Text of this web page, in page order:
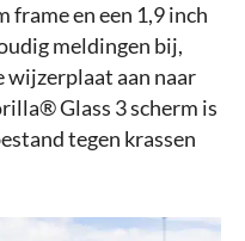
en een 1,9 inch
meldingen bij,
wijzerplaat aan naar
Glass 3 scherm is
tegen krassen